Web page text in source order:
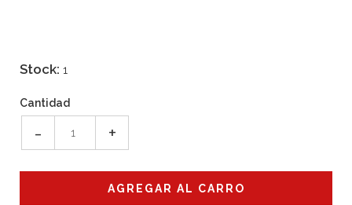
Stock: 1
Cantidad
- +